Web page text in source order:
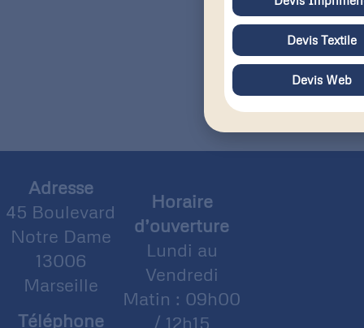
Adresse
45 Boulevard
Notre Dame
13006
Marseille
Téléphone
Horaire
d’ouverture
Lundi au
Vendredi
Matin : 09h00
/ 12h15
Devis Textile
Devis Web